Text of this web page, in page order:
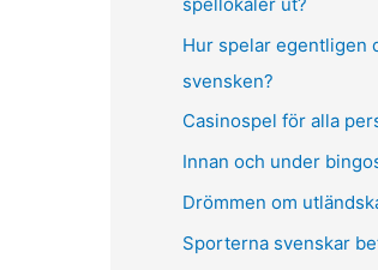
Hur spelar egentligen
svensken?
Casinospel för alla
Innan och under
Drömmen om
Sporterna svenskar